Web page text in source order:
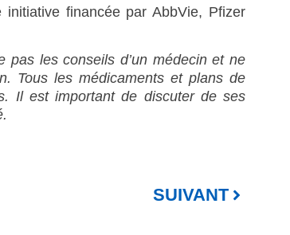
financée par AbbVie, Pfizer
pas les conseils d’un médecin et ne
Tous les médicaments et plans de
Il est important de discuter de ses
SUIVANT